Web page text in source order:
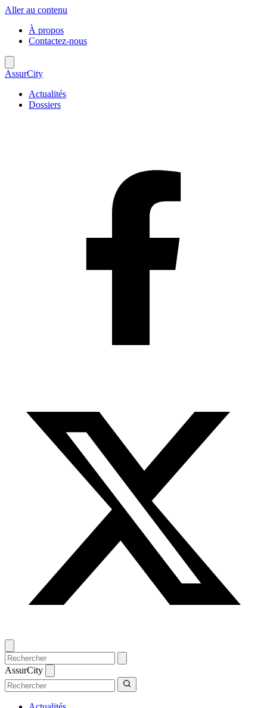
Aller au contenu
À propos
Contactez-nous
AssurCity
Actualités
Dossiers
AssurCity